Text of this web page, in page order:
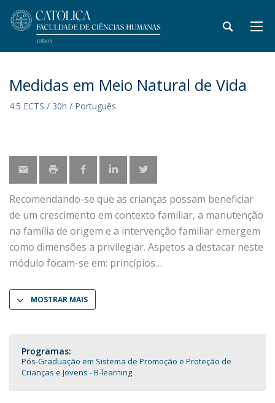
Medidas em Meio Natural de Vida
4.5 ECTS / 30h / Português
Recomendando-se que as crianças possam beneficiar
de um crescimento em contexto familiar, a manutenção
na família de origem e a intervenção familiar emergem
como dimensões a privilegiar. Aspetos a destacar neste
módulo focam-se em: princípios
MOSTRAR MAIS
Programas:
Pós-Graduação em Sistema de Promoção e Proteção de
Crianças e Jovens - B-learning